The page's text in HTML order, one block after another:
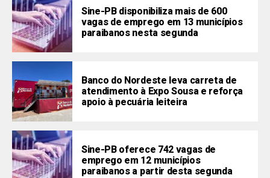
Sine-PB disponibiliza mais de 600
vagas de emprego em 13 municípios
paraibanos nesta segunda
Banco do Nordeste leva carreta de
atendimento à Expo Sousa e reforça
apoio à pecuária leiteira
Sine-PB oferece 742 vagas de
emprego em 12 municípios
paraibanos a partir desta segunda